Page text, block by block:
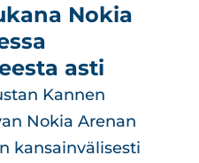
Nokia
asti
Kannen
Nokia Arenan
kansainvälisesti